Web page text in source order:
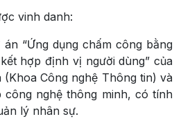
vinh danh:
“Ứng dụng chấm công bằng
hợp định vị người dùng” của
(Khoa Công nghệ Thông tin) và
nghệ thông minh, có tính
lý nhân sự.